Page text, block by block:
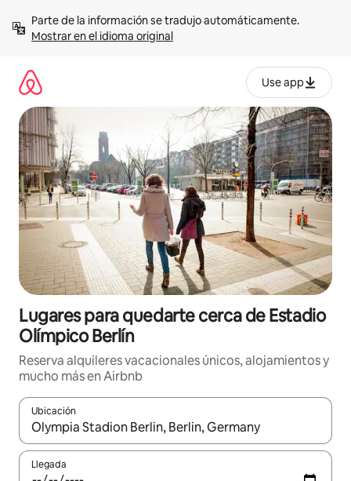
contenidoMostrar en el idioma original
Use app
Lugares para quedarte cerca de Estadio
Olímpico Berlín
Reserva alquileres vacacionales únicos, alojamientos y
mucho más en Airbnb
Ubicación
Cuando los resultados estén disponibles, navega con las
Llegada